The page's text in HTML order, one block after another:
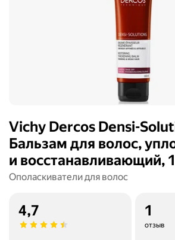
Vichy Dercos Densi-
Бальзам для волос,
и восстанавливающий,
Ополаскиватели для волос
4,7 1
отзыв